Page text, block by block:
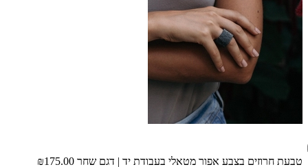
טבעת חרוזים בצבע אפור מטאלי בעבודת יד | דגם שחר ₪175.00